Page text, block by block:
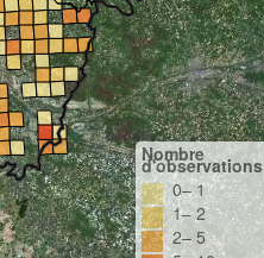
Nombre
d'observations
0– 1
1– 2
2– 5